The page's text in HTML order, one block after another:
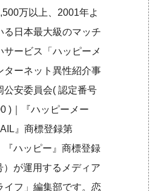
万以上、2001年よ
る日本最大級のマッチ
サービス「ハッピーメ
ターネット異性紹介事
公安委員会( 認定番号
)｜『ハッピーメー
』商標登録第
『ハッピー』商標登録
）が運用するメディア
イフ」編集部です。恋